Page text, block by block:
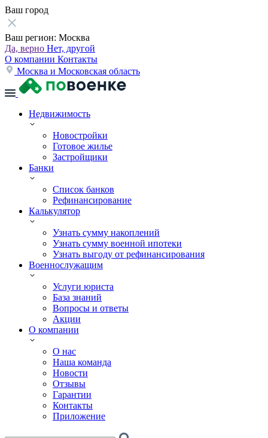
Ваш город
Ваш регион: Москва
Да, верно Нет, другой
О компании Контакты
Москва и Московская область
Недвижимость
Новостройки
Готовое жилье
Застройщики
Банки
Список банков
Рефинансирование
Калькулятор
Узнать сумму накоплений
Узнать сумму военной ипотеки
Узнать выгоду от рефинансирования
Военнослужащим
Услуги юриста
База знаний
Вопросы и ответы
Акции
О компании
О нас
Наша команда
Новости
Отзывы
Гарантии
Контакты
Приложение